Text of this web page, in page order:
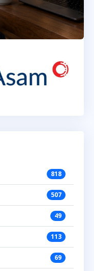
818
507
49
113
69